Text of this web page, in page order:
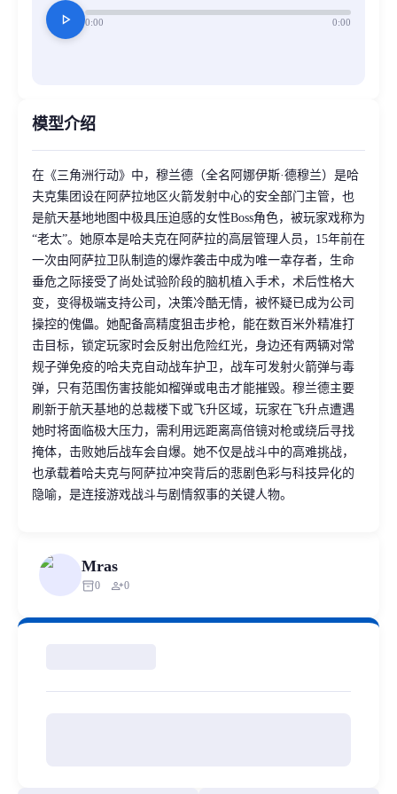
play_arrow 0:00 0:00
模型介绍
在《三角洲行动》中，穆兰德（全名阿娜伊斯·德穆兰）是哈
夫克集团设在阿萨拉地区火箭发射中心的安全部门主管，也
是航天基地地图中极具压迫感的女性Boss角色，被玩家戏称为
“老太”。她原本是哈夫克在阿萨拉的高层管理人员，15年前在
一次由阿萨拉卫队制造的爆炸袭击中成为唯一幸存者，生命
垂危之际接受了尚处试验阶段的脑机植入手术，术后性格大
变，变得极端支持公司，决策冷酷无情，被怀疑已成为公司
操控的傀儡。她配备高精度狙击步枪，能在数百米外精准打
击目标，锁定玩家时会反射出危险红光，身边还有两辆对常
规子弹免疫的哈夫克自动战车护卫，战车可发射火箭弹与毒
弹，只有范围伤害技能如榴弹或电击才能摧毁。穆兰德主要
刷新于航天基地的总裁楼下或飞升区域，玩家在飞升点遭遇
她时将面临极大压力，需利用远距离高倍镜对枪或绕后寻找
掩体，击败她后战车会自爆。她不仅是战斗中的高难挑战，
也承载着哈夫克与阿萨拉冲突背后的悲剧色彩与科技异化的
隐喻，是连接游戏战斗与剧情叙事的关键人物。
Mras
inventory_20 person_add0